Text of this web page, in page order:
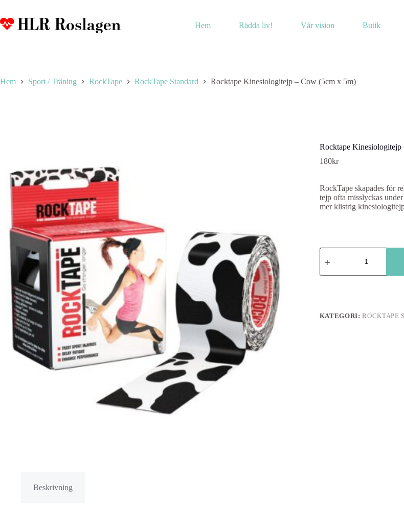
innehåll
Hem Rädda liv! Vår vision Butik
Hem Sport / Träning RockTape RockTape Standard Rocktape Kinesiologitejp – Cow (5cm x 5m)
Rocktape
180kr
RockTape skapades för
tejp ofta misslyckas
mer klistrig
Rocktape
Kinesiologitejp
Cow
mängd
KATEGORI:ROCKTAPE
Beskrivning